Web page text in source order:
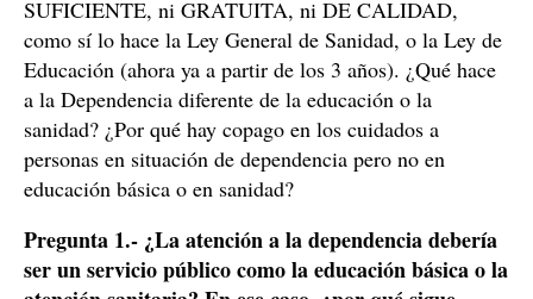
SUFICIENTE, ni GRATUITA, ni DE CALIDAD,
como sí lo hace la Ley General de Sanidad, o la Ley de
Educación (ahora ya a partir de los 3 años). ¿Qué hace
a la Dependencia diferente de la educación o la
sanidad? ¿Por qué hay copago en los cuidados a
personas en situación de dependencia pero no en
educación básica o en sanidad?
Pregunta 1.- ¿La atención a la dependencia debería
ser un servicio público como la educación básica o la